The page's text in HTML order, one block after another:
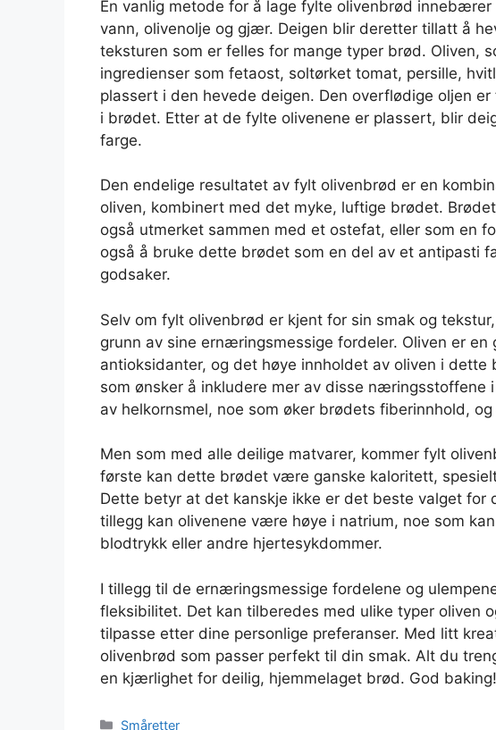
En vanlig metode for å lage fylte olivenbrød
vann, olivenolje og gjær. Deigen blir deretter tillatt å
teksturen som er felles for mange typer brød. Oliven,
ingredienser som fetaost, soltørket tomat, persille,
plassert i den hevede deigen. Den overflødige oljen
i brødet. Etter at de fylte olivenene er plassert, blir
farge.
Den endelige resultatet av fylt olivenbrød er en
oliven, kombinert med det myke, luftige brødet.
også utmerket sammen med et ostefat, eller som en
også å bruke dette brødet som en del av et antipasti
godsaker.
Selv om fylt olivenbrød er kjent for sin smak og
grunn av sine ernæringsmessige fordeler. Oliven er
antioksidanter, og det høye innholdet av oliven i
som ønsker å inkludere mer av disse
av helkornsmel, noe som øker brødets fiberinnhold,
Men som med alle deilige matvarer, kommer fylt
første kan dette brødet være ganske kaloritett,
Dette betyr at det kanskje ikke er det beste valget for
tillegg kan olivenene være høye i natrium, noe som
blodtrykk eller andre hjertesykdommer.
I tillegg til de ernæringsmessige fordelene og
fleksibilitet. Det kan tilberedes med ulike typer oliven
tilpasse etter dine personlige preferanser. Med litt
olivenbrød som passer perfekt til din smak. Alt du
en kjærlighet for deilig, hjemmelaget brød. God
Kategorier
Småretter